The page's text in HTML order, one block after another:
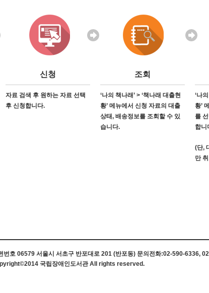
신청
자료 검색 후 원하는 자료 선택
후 신청합니다.
조회
‘나의 책나래’ > ‘책나래 대출현
황’ 메뉴에서 신청 자료의 대출
상태, 배송정보를 조회할 수 있
습니다.
‘나
황’
를
합니
(단,
만
번호 06579 서울시 서초구 반포대로 201 (반포동) 문의전화:02-590-6336,
국립장애인도서관 All rights reserved.